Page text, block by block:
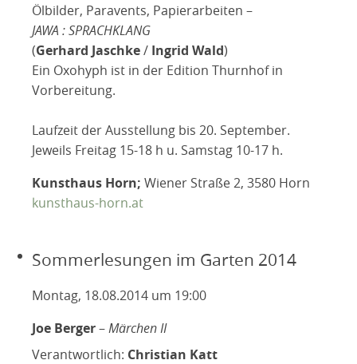
Ölbilder, Paravents, Papierarbeiten –
JAWA : SPRACHKLANG
(Gerhard Jaschke/ Ingrid Wald)
Ein Oxohyph ist in der Edition Thurnhof in
Vorbereitung.
Laufzeit der Ausstellung bis 20. September.
Jeweils Freitag 15-18 h u. Samstag 10-17 h.
Kunsthaus Horn; Wiener Straße 2, 3580 Horn
kunsthaus-horn.at
Sommerlesungen im Garten 2014
Montag, 18.08.2014 um 19:00
Joe Berger–Märchen II
Verantwortlich: Christian Katt